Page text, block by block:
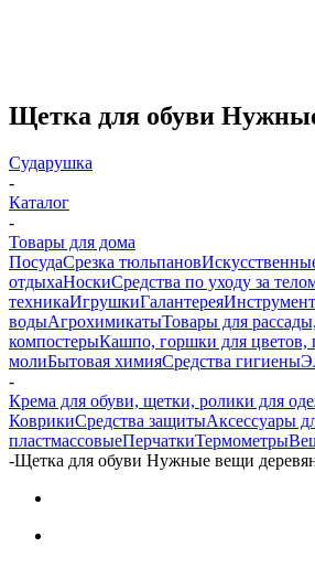
Щетка для обуви
Сударушка
-
Каталог
-
Товары для дома
ПосудаСрезка тюльпанов
отдыхаНоскиСредства по уходу за
техникаИгрушкиГалантереяИнструмент
водыАгрохимикатыТовары для
компостерыКашпо, горшки для цветов,
молиБытовая химияСредства гигиены
-
Крема для обуви, щетки, ролики для
КоврикиСредства защитыАксессуары
пластмассовыеПерчаткиТермометры
-Щетка для обуви Нужные вещи